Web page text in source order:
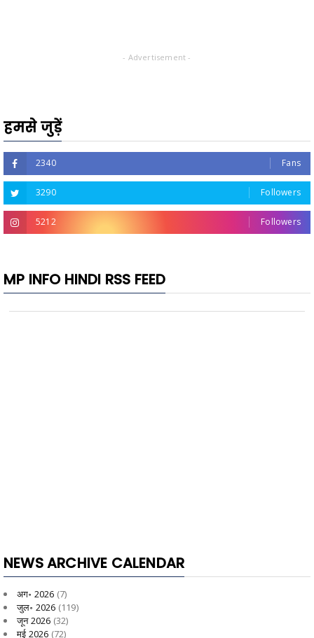
- Advertisement -
हमसे जुड़ें
2340 Fans
3290 Followers
5212 Followers
MP INFO HINDI RSS FEED
NEWS ARCHIVE CALENDAR
अग॰ 2026 (7)
जुल॰ 2026 (119)
जून 2026 (32)
मई 2026 (72)